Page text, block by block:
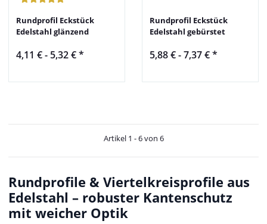
Rundprofil Eckstück
Edelstahl glänzend
4,11 € - 5,32 €*
Rundprofil Eckstück
Edelstahl gebürstet
5,88 € -7,37 €*
Artikel 1 - 6 von 6
Rundprofile & Viertelkreisprofile aus
Edelstahl – robuster Kantenschutz
mit weicher Optik